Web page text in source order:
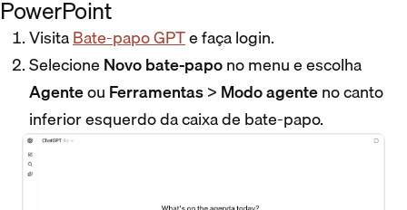
PowerPoint
VisitaBate-papo GPTe faça login.
Selecione Novo bate-papono menu e escolha
Agenteou Ferramentas> Modo agenteno canto
inferior esquerdo da caixa de bate-papo.